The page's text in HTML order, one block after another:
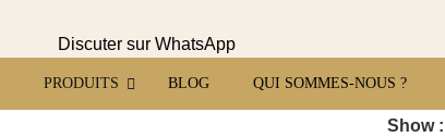
Discuter sur WhatsApp
PRODUITS BLOG QUI SOMMES-NOUS ?
Show